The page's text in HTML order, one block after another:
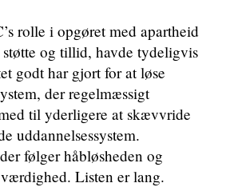
rolle i opgøret med apartheid
og tillid, havde tydeligvis
godt har gjort for at løse
der regelmæssigt
til yderligere at skævvride
uddannelsessystem.
følger håbløsheden og
Listen er lang.